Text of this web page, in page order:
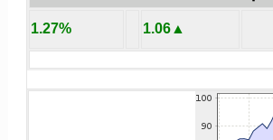
▲1.06
1.27%